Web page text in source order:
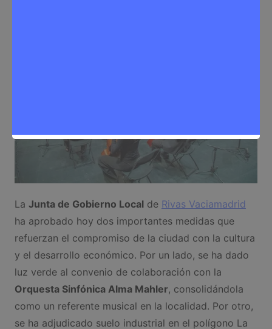
La Junta de Gobierno Localde Rivas Vaciamadrid
ha aprobado hoy dos importantes medidas que
refuerzan el compromiso de la ciudad con la cultura
y el desarrollo económico. Por un lado, se ha dado
luz verde al convenio de colaboración con la
Orquesta Sinfónica Alma Mahler, consolidándola
como un referente musical en la localidad. Por otro,
se ha adjudicado suelo industrial en el polígono La